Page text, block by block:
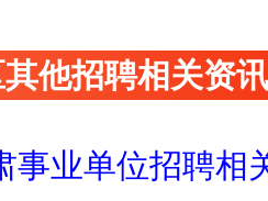
他招聘相关资
事业单位招聘相